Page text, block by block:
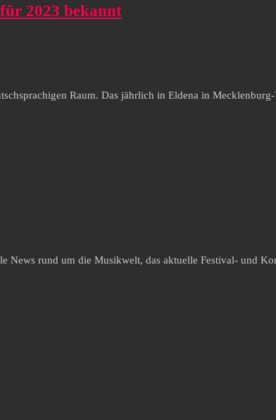
2023 bekannt
Raum. Das jährlich in Eldena in
News rund um die Musikwelt, das aktuelle Festival- und